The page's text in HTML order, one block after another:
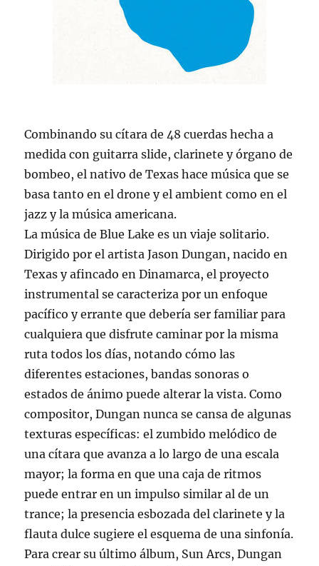
Combinando su cítara de 48 cuerdas hecha a
medida con guitarra slide, clarinete y órgano de
bombeo, el nativo de Texas hace música que se
basa tanto en el drone y el ambient como en el
jazz y la música americana.
La música de Blue Lake es un viaje solitario.
Dirigido por el artista Jason Dungan, nacido en
Texas y afincado en Dinamarca, el proyecto
instrumental se caracteriza por un enfoque
pacífico y errante que debería ser familiar para
cualquiera que disfrute caminar por la misma
ruta todos los días, notando cómo las
diferentes estaciones, bandas sonoras o
estados de ánimo puede alterar la vista. Como
compositor, Dungan nunca se cansa de algunas
texturas específicas: el zumbido melódico de
una cítara que avanza a lo largo de una escala
mayor; la forma en que una caja de ritmos
puede entrar en un impulso similar al de un
trance; la presencia esbozada del clarinete y la
flauta dulce sugiere el esquema de una sinfonía.
Para crear su último álbum, Sun Arcs, Dungan